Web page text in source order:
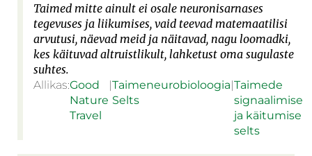
Taimed mitte ainult ei osale neuronisarnases
tegevuses ja liikumises, vaid teevad matemaatilisi
arvutusi, näevad meid ja näitavad, nagu loomadki,
kes käituvad altruistlikult, lahketust oma sugulaste
suhtes.
Allikas:Good
Nature
Travel
Taimeneurobioloogia
Selts
Taimede
signaalimise
ja käitumise
selts